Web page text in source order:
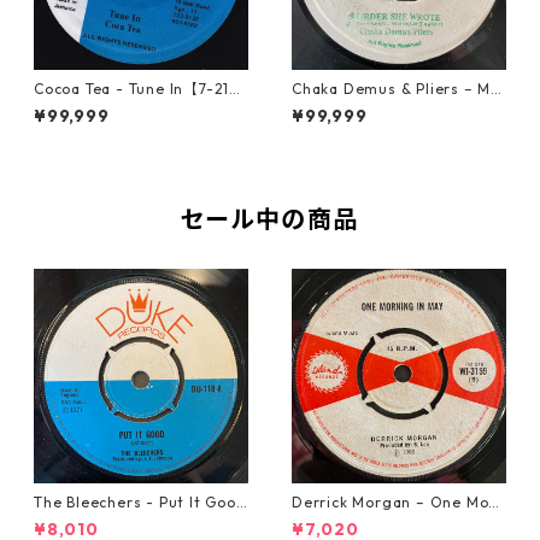
Cocoa Tea - Tune In【7-2187
2】
¥99,999
Chaka Demus & Pliers – Mu
rder She Wrote【7-21777】
¥99,999
セール中の商品
The Bleechers - Put It Good
【7-21637】
¥8,010
Derrick Morgan – One Morn
ing In May【7-21653】
¥7,020